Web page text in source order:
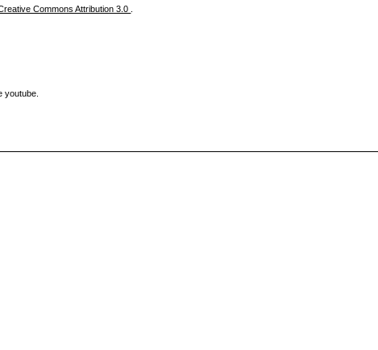
Commons Attribution 3.0
youtube.